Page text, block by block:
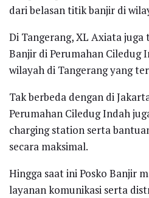
dari belasan titik banjir di
Di Tangerang, XL Axiata
Banjir di Perumahan Ciledug
wilayah di Tangerang yang
Tak berbeda dengan di
Perumahan Ciledug Indah
charging station serta
secara maksimal.
Hingga saat ini Posko Banjir
layanan komunikasi serta